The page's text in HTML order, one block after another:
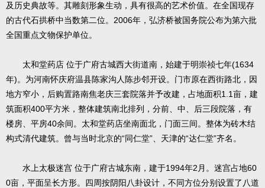
及历史典故等。其雕刻形象生动，具有很高的艺术价值。在全国现存
的古代石拱桥中当数第二位。2006年，弘济桥被国务院公布为第六批
全国重点文物保护单位。
太和堂药店 位于广府古城西大街道南，始建于明崇祯七年(1634
年)。为河南怀庆府温县陈家沟人陈步邻开设。门市原在西街路北，因
地方窄小，后购置路南焦老庆三套院落并予改建，占地面积1.1亩，建
筑面积400平方米，整体建筑南北排列，分前、中、后三段院落，有
楼房、平房40余间。太和堂药店坐南面北，门面三间。整体为砖木结
构式清代建筑。曾与当时北京的“同仁堂”、天津的“达仁堂”齐名。
水上太极迷宫 位于广府古城东南，建于1994年2月。迷宫占地60
0亩，平面呈长方形。四周按阴阳八卦设计，不同方位分别设置了八道